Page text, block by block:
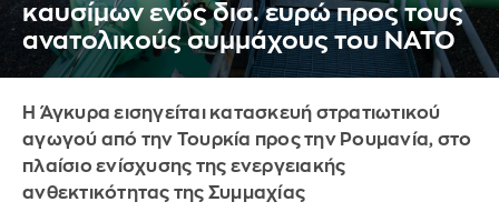
καυσίμων ενός δισ. ευρώ προς τους
ανατολικούς συμμάχους του ΝΑΤΟ
Η Άγκυρα εισηγείται κατασκευή στρατιωτικού
αγωγού από την Τουρκία προς την Ρουμανία, στο
πλαίσιο ενίσχυσης της ενεργειακής
ανθεκτικότητας της Συμμαχίας